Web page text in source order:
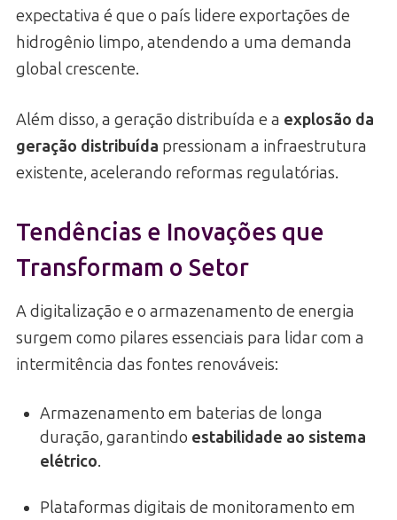
expectativa é que o país lidere exportações de
hidrogênio limpo, atendendo a uma demanda
global crescente.
Além disso, a geração distribuída e a explosão da
geração distribuída pressionam a infraestrutura
existente, acelerando reformas regulatórias.
Tendências e Inovações que
Transformam o Setor
A digitalização e o armazenamento de energia
surgem como pilares essenciais para lidar com a
intermitência das fontes renováveis:
Armazenamento em baterias de longa
duração, garantindo estabilidade ao sistema
elétrico.
Plataformas digitais de monitoramento em